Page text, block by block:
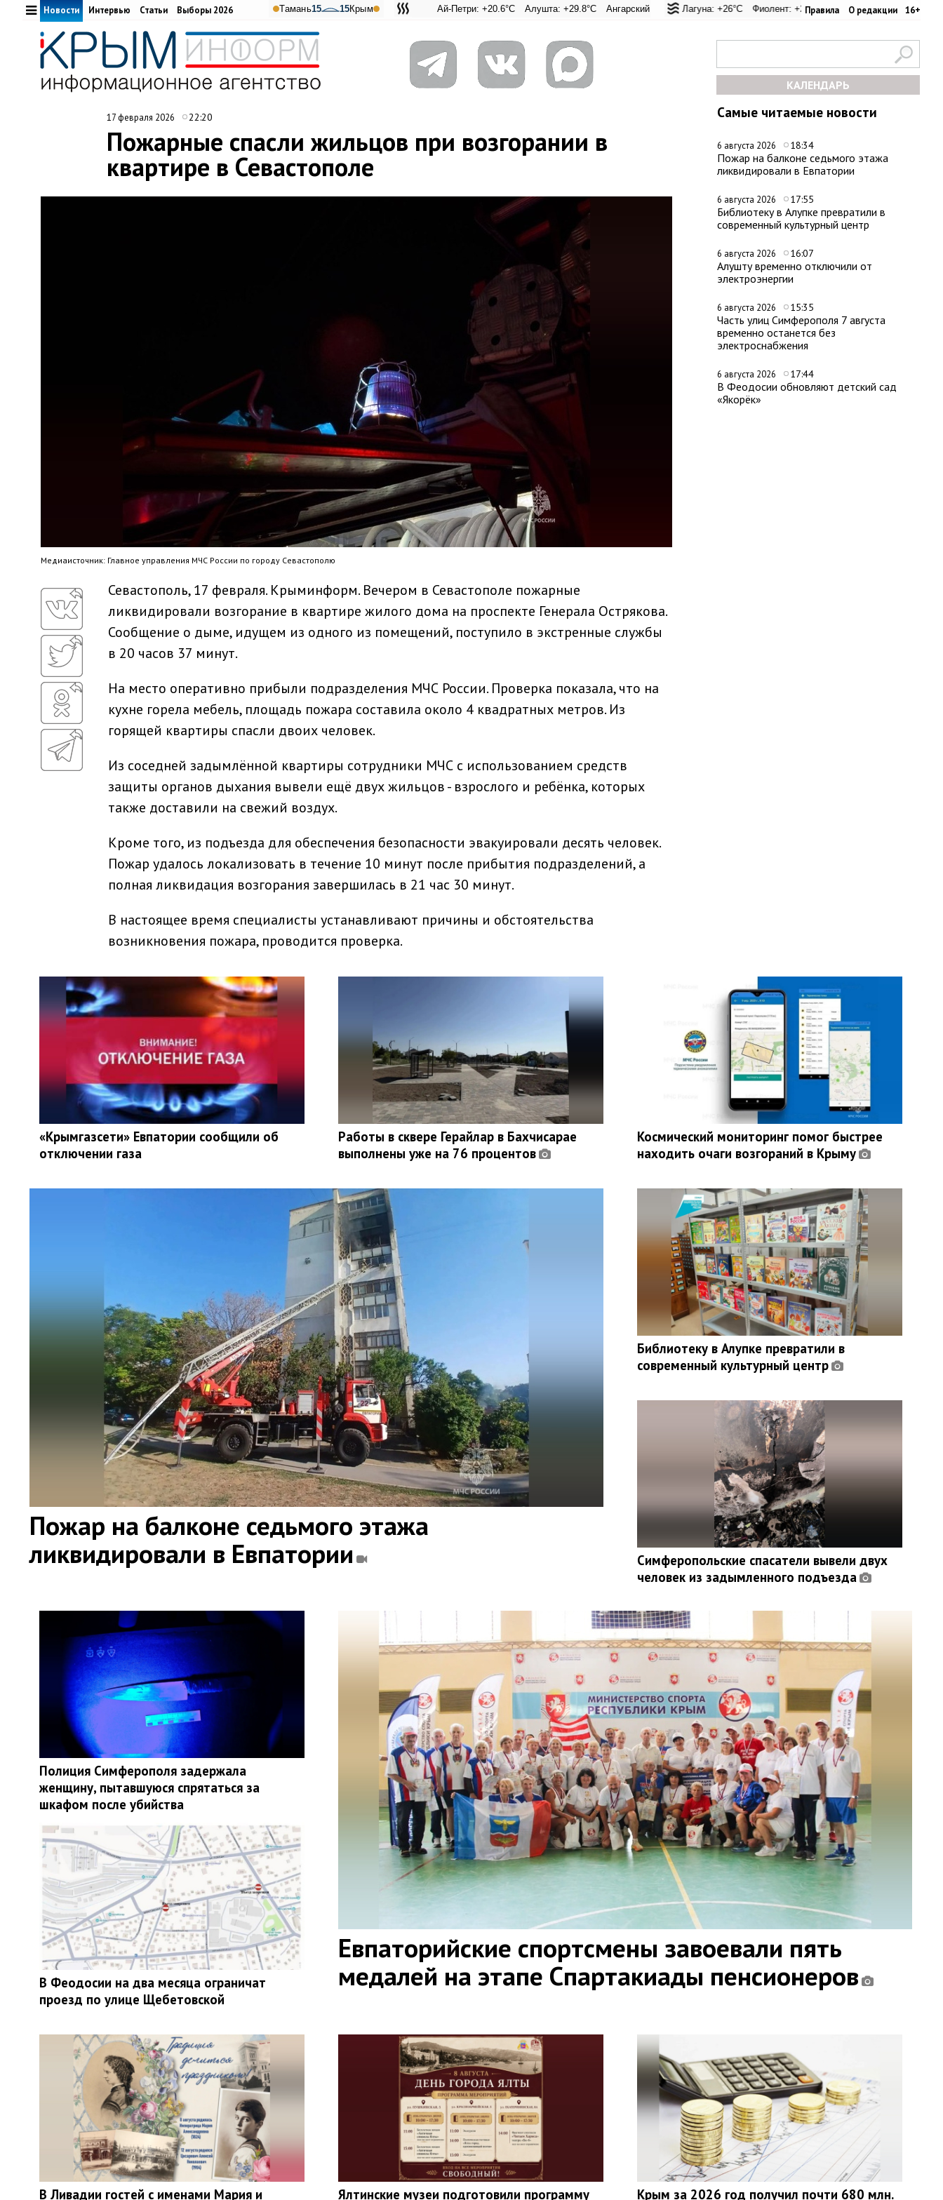
Правила О редакции 16+
Адмиральская Лагуна: +26°C Фиолент: +25.9°C Казачья бухта: +25.9°C
Ай-Петри: +20.6°C Алушта: +29.8°C Ангарский перевал: +25.1°C Евпатория: +27.2°C Керчь: +28.5°C Никитский сад:
Тамань15 15Крым
Новости Интервью Статьи Выборы 2026
КАЛЕНДАРЬ
Самые читаемые новости
6 августа 2026 18:34
Пожар на балконе седьмого этажа
ликвидировали в Евпатории
6 августа 2026 17:55
Библиотеку в Алупке превратили в
современный культурный центр
6 августа 2026 16:07
Алушту временно отключили от
электроэнергии
6 августа 2026 15:35
Часть улиц Симферополя 7 августа
временно останется без
электроснабжения
6 августа 2026 17:44
В Феодосии обновляют детский сад
«Якорёк»
17 февраля 2026 22:20
Пожарные спасли жильцов при возгорании в
квартире в Севастополе
Медиaисточник: Главное управления МЧС России по городу Севастополю
Севастополь, 17 февраля. Крыминформ. Вечером в Севастополе пожарные
ликвидировали возгорание в квартире жилого дома на проспекте Генерала Острякова.
Сообщение о дыме, идущем из одного из помещений, поступило в экстренные службы
в 20 часов 37 минут.
На место оперативно прибыли подразделения МЧС России. Проверка показала, что на
кухне горела мебель, площадь пожара составила около 4 квадратных метров. Из
горящей квартиры спасли двоих человек.
Из соседней задымлённой квартиры сотрудники МЧС с использованием средств
защиты органов дыхания вывели ещё двух жильцов - взрослого и ребёнка, которых
также доставили на свежий воздух.
Кроме того, из подъезда для обеспечения безопасности эвакуировали десять человек.
Пожар удалось локализовать в течение 10 минут после прибытия подразделений, а
полная ликвидация возгорания завершилась в 21 час 30 минут.
В настоящее время специалисты устанавливают причины и обстоятельства
возникновения пожара, проводится проверка.
«Крымгазсети» Евпатории сообщили об
отключении газа
Работы в сквере Герайлар в Бахчисарае
выполнены уже на 76 процентов
Космический мониторинг помог быстрее
находить очаги возгораний в Крыму
Пожар на балконе седьмого этажа
ликвидировали в Евпатории
Библиотеку в Алупке превратили в
современный культурный центр
Симферопольские спасатели вывели двух
человек из задымленного подъезда
Евпаторийские спортсмены завоевали пять
медалей на этапе Спартакиады пенсионеров
Полиция Симферополя задержала
женщину, пытавшуюся спрятаться за
шкафом после убийства
В Феодосии на два месяца ограничат
проезд по улице Щебетовской
В Ливадии гостей с именами Мария и Ялтинские музеи подготовили программу Крым за 2026 год получил почти 680 млн.